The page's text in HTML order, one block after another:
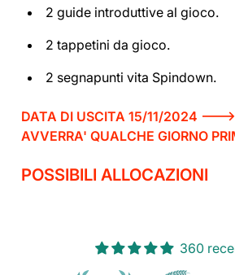
2 guide introduttive al gioco.
2 tappetini da gioco.
2 segnapunti vita Spindown.
DATA DI USCITA 15/11/2024 --->
AVVERRA' QUALCHE GIORNO
POSSIBILI ALLOCAZIONI
360